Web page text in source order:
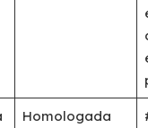
Homologada